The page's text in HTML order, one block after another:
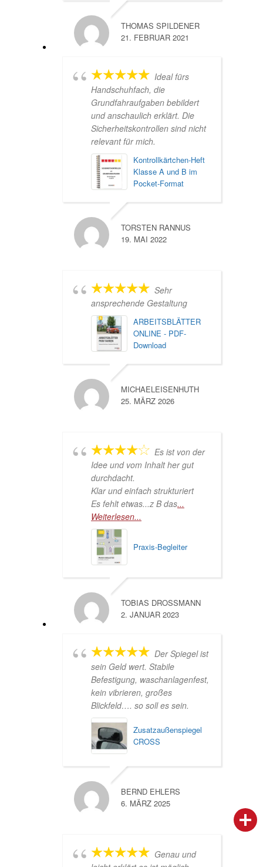
THOMAS SPILDENER
21. FEBRUAR 2021
Ideal fürs
Handschuhfach, die
Grundfahraufgaben bebildert
und anschaulich erklärt. Die
Sicherheitskontrollen sind nicht
relevant für mich.
Kontrollkärtchen-Heft
Klasse A und B im
Pocket-Format
TORSTEN RANNUS
19. MAI 2022
Sehr
ansprechende Gestaltung
ARBEITSBLÄTTER
ONLINE - PDF-
Download
MICHAELEISENHUTH
25. MÄRZ 2026
Es ist von der
Idee und vom Inhalt her gut
durchdacht.
Klar und einfach strukturiert
Es fehlt etwas...z B das...
Weiterlesen...
Praxis-Begleiter
TOBIAS DROSSMANN
2. JANUAR 2023
Der Spiegel ist
sein Geld wert. Stabile
Befestigung, waschanlagenfest,
kein vibrieren, großes
Blickfeld…. so soll es sein.
Zusatz­außenspiegel
CROSS
BERND EHLERS
6. MÄRZ 2025
Genau und
campaign